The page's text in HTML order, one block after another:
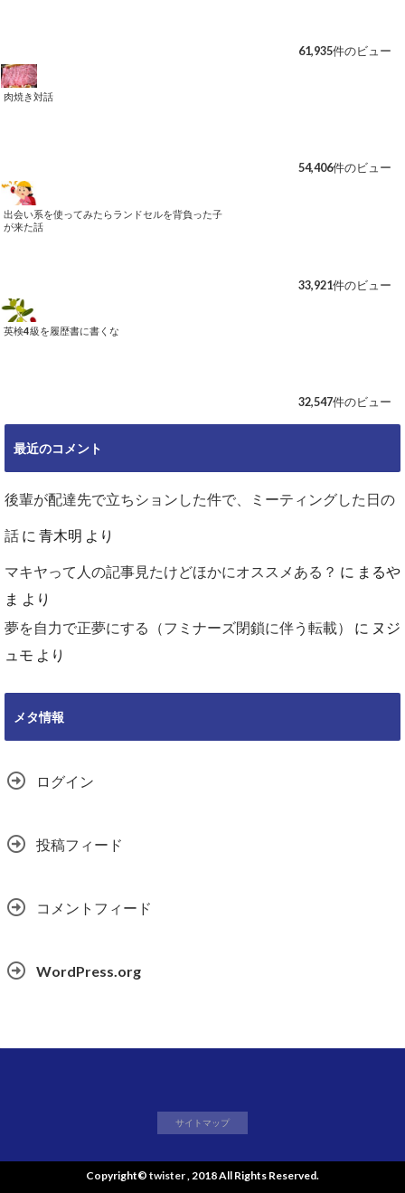
61,935件のビュー
肉焼き対話
54,406件のビュー
出会い系を使ってみたらランドセルを背負った子
が来た話
33,921件のビュー
英検4級を履歴書に書くな
32,547件のビュー
最近のコメント
後輩が配達先で立ちションした件で、ミーティングした日の
話 に 青木明 より
マキヤって人の記事見たけどほかにオススメある？ に まるや
ま より
夢を自力で正夢にする（フミナーズ閉鎖に伴う転載）
に ヌジ
ュモ より
メタ情報
ログイン
投稿フィード
コメントフィード
WordPress.org
サイトマップ
Copyright© twister, 2018 All Rights Reserved.